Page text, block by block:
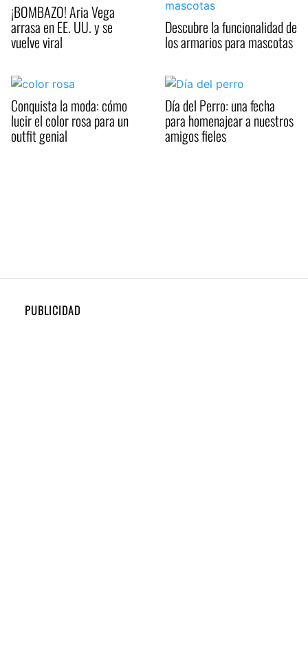
¡BOMBAZO! Aria Vega
arrasa en EE. UU. y se
vuelve viral
Descubre la funcionalidad de
los armarios para mascotas
Conquista la moda: cómo
lucir el color rosa para un
outfit genial
Día del Perro: una fecha
para homenajear a nuestros
amigos fieles
PUBLICIDAD